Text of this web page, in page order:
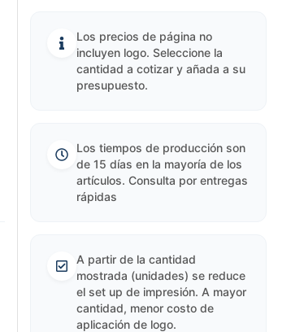
Los precios de página no
incluyen logo. Seleccione la
cantidad a cotizar y añada a su
presupuesto.
Los tiempos de producción son
de 15 días en la mayoría de los
artículos. Consulta por entregas
rápidas
A partir de la cantidad
mostrada (unidades) se reduce
el set up de impresión. A mayor
cantidad, menor costo de
aplicación de logo.